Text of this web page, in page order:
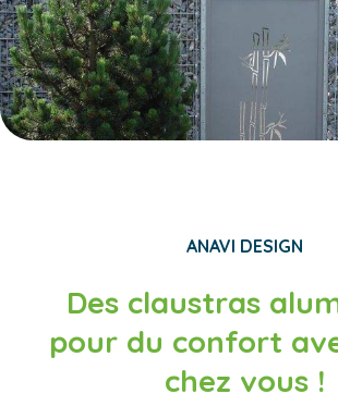
ANAVI DESIGN
Des claustras
pour du confort
chez vous !